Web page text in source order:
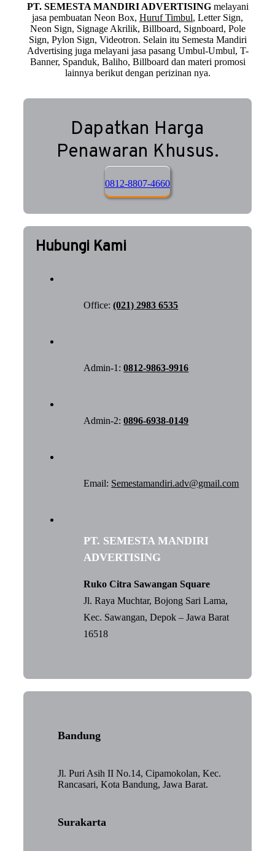
PT. SEMESTA MANDIRI ADVERTISINGmelayani
jasa pembuatan Neon Box, Huruf Timbul, Letter Sign,
Neon Sign, Signage Akrilik, Billboard, Signboard, Pole
Sign, Pylon Sign, Videotron. Selain itu Semesta Mandiri
Advertising juga melayani jasa pasang Umbul-Umbul, T-
Banner, Spanduk, Baliho, Billboard dan materi promosi
lainnya berikut dengan perizinan nya.
Dapatkan Harga
Penawaran Khusus.
0812-8807-4660
Hubungi Kami
Office:(021) 2983 6535
Admin-1:0812-9863-9916
Admin-2:0896-6938-0149
Email: Semestamandiri.adv@gmail.com
PT. SEMESTA MANDIRI
ADVERTISING
Ruko Citra Sawangan Square
Jl. Raya Muchtar, Bojong Sari Lama,
Kec. Sawangan, Depok – Jawa Barat
16518
Bandung
Jl. Puri Asih II No.14, Cipamokolan, Kec.
Rancasari, Kota Bandung, Jawa Barat.
Surakarta